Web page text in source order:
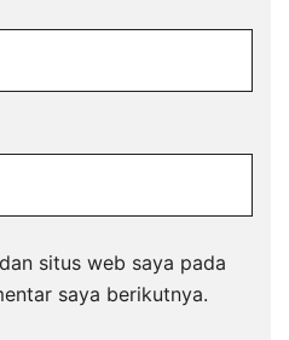
situs web saya pada
saya berikutnya.